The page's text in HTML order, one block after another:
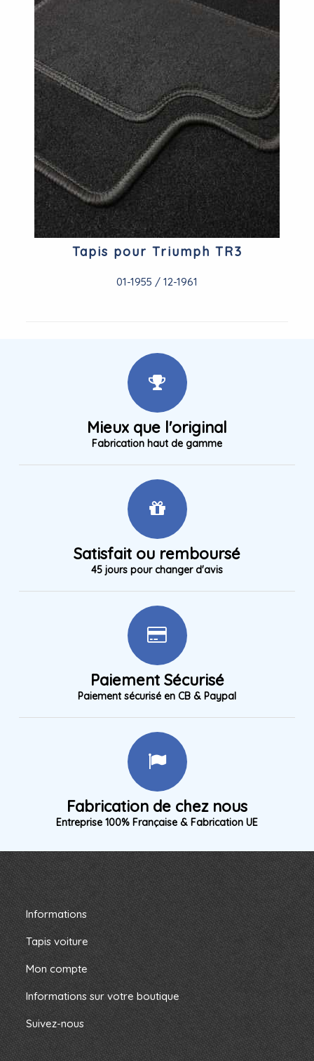
Tapis pour Triumph TR3
01-1955 / 12-1961
Mieux que l'original
Fabrication haut de gamme
Satisfait ou remboursé
45 jours pour changer d'avis
Paiement Sécurisé
Paiement sécurisé en CB & Paypal
Fabrication de chez nous
Entreprise 100% Française & Fabrication UE
Informations
Tapis voiture
Mon compte
Informations sur votre boutique
Suivez-nous